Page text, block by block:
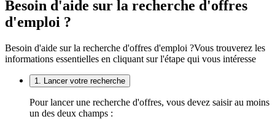
Besoin d'aide sur la recherche d'offres
d'emploi ?
Besoin d'aide sur la recherche d'offres d'emploi ?Vous trouverez les
informations essentielles en cliquant sur l'étape qui vous intéresse
1. Lancer votre recherche
Pour lancer une recherche d'offres, vous devez saisir au moins
un des deux champs :